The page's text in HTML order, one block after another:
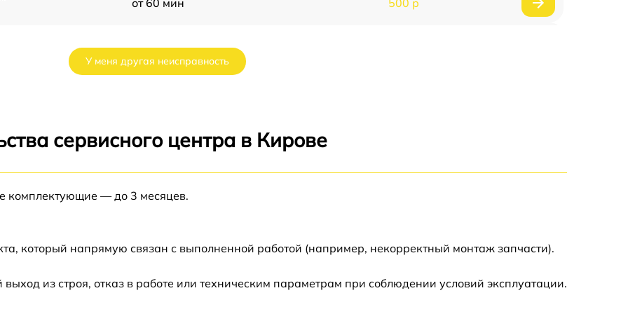
от 60 мин 500 р
от 60 мин
У меня другая неисправность
сервисного центра в Кирове
комплектующие — до 3 месяцев.
который напрямую связан с выполненной работой (например, некорректный монтаж запчасти).
из строя, отказ в работе или техническим параметрам при соблюдении условий эксплуатации.